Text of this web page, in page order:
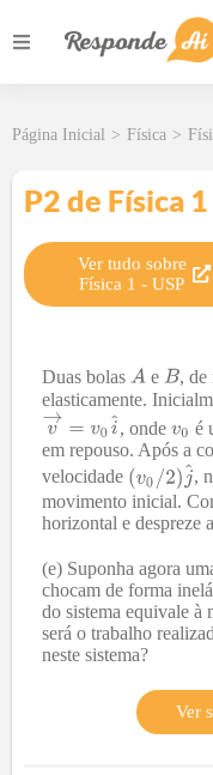
Página Inicial > Física >
P2 de Física
Ver tudo sobre
Física 1 - USP
Duas bolas e , de
elasticamente.
, onde
é
em repouso. Após a
velocidade
,
movimento inicial.
horizontal e despreze
(e) Suponha agora
chocam de forma
do sistema equivale à
será o trabalho
neste sistema?
Ver